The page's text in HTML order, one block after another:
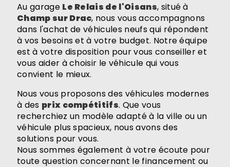
Au garage Le Relais de l'Oisans, situé à
Champ sur Drac, nous vous accompagnons
dans l'achat de véhicules neufs qui répondent
à vos besoins et à votre budget. Notre équipe
est à votre disposition pour vous conseiller et
vous aider à choisir le véhicule qui vous
convient le mieux.
Nous vous proposons des véhicules modernes
à des prix compétitifs. Que vous
recherchiez un modèle adapté à la ville ou un
véhicule plus spacieux, nous avons des
solutions pour vous.
Nous sommes également à votre écoute pour
toute question concernant le financement ou